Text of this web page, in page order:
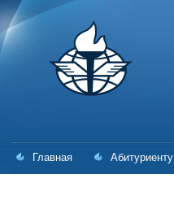
Главная Абитуриенту